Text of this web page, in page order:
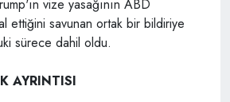
vize yasağının ABD
ettiğini savunan ortak bir bildiriye
sürece dahil oldu.
AYRINTISI